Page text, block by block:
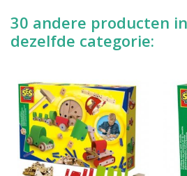
30 andere producten in
dezelfde categorie: